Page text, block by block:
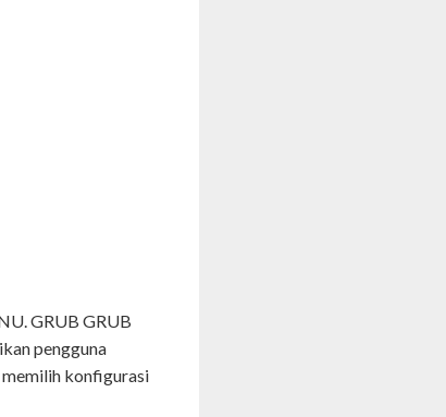
GRUB GRUB
pengguna
konfigurasi